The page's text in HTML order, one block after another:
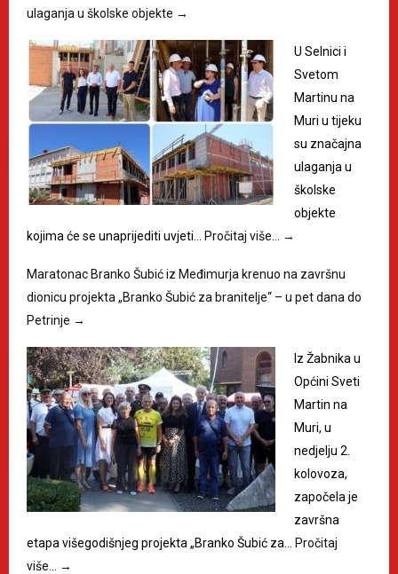
ulaganja u školske objekte →
U Selnici i
Svetom
Martinu na
Muri u tijeku
su značajna
ulaganja u
školske
objekte
kojima će se unaprijediti uvjeti…
Pročitaj više… →
Maratonac Branko Šubić iz Međimurja krenuo na završnu
dionicu projekta „Branko Šubić za branitelje“ – u pet dana do
Petrinje →
Iz Žabnika u
Općini Sveti
Martin na
Muri, u
nedjelju 2.
kolovoza,
započela je
završna
etapa višegodišnjeg projekta „Branko Šubić za…
Pročitaj
više…
→